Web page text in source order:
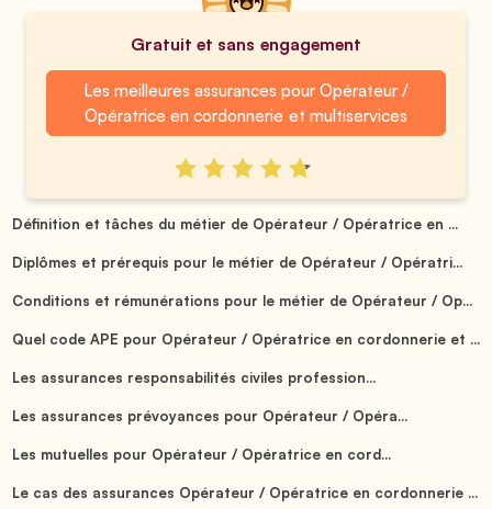
Gratuit et sans engagement
Les meilleures assurances pour Opérateur /
Opératrice en cordonnerie et multiservices
Définition et tâches du métier de Opérateur / Opératrice en ...
Diplômes et prérequis pour le métier de Opérateur / Opératri...
Conditions et rémunérations pour le métier de Opérateur / Op...
Quel code APE pour Opérateur / Opératrice en cordonnerie et ...
Les assurances responsabilités civiles profession...
Les assurances prévoyances pour Opérateur / Opéra...
Les mutuelles pour Opérateur / Opératrice en cord...
Le cas des assurances Opérateur / Opératrice en cordonnerie ...